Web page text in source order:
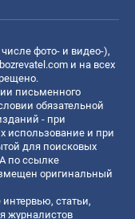
фото- и видео-),
и на всех
письменного
обязательной
- при
использование и при
для поисковых
по ссылке
оригинальный
статьи,
журналистов